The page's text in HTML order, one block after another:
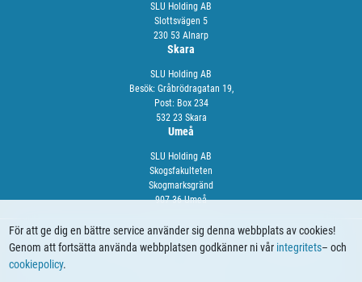
SLU Holding AB
Slottsvägen 5
230 53 Alnarp
Skara
SLU Holding AB
Besök: Gråbrödragatan 19,
Post: Box 234
532 23 Skara
Umeå
SLU Holding AB
Skogsfakulteten
Skogmarksgränd
907 36 Umeå
OM OSS VÅRA TJÄNSTER NYHETER KALENDARIUM
För att ge dig en bättre service använder sig denna webbplats av cookies!
Genom att fortsätta använda webbplatsen godkänner ni vår integritets– och
cookiepolicy.